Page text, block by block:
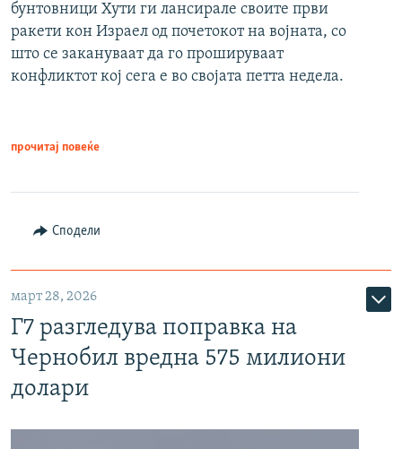
бунтовници Хути ги лансирале своите први
ракети кон Израел од почетокот на војната, со
што се закануваат да го прошируваат
конфликтот кој сега е во својата петта недела.
прочитај повеќе
Сподели
март 28, 2026
Г7 разгледува поправка на
Чернобил вредна 575 милиони
долари